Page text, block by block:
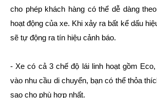
cho phép khách hàng có thể dễ dàng
hoạt động của xe. Khi xảy ra bất kể dấu
sẽ tự động ra tín hiệu cảnh báo.
- Xe có cả 3 chế độ lái linh hoạt gồm
vào nhu cầu di chuyển, bạn có thể thỏa
sao cho phù hợp nhất.